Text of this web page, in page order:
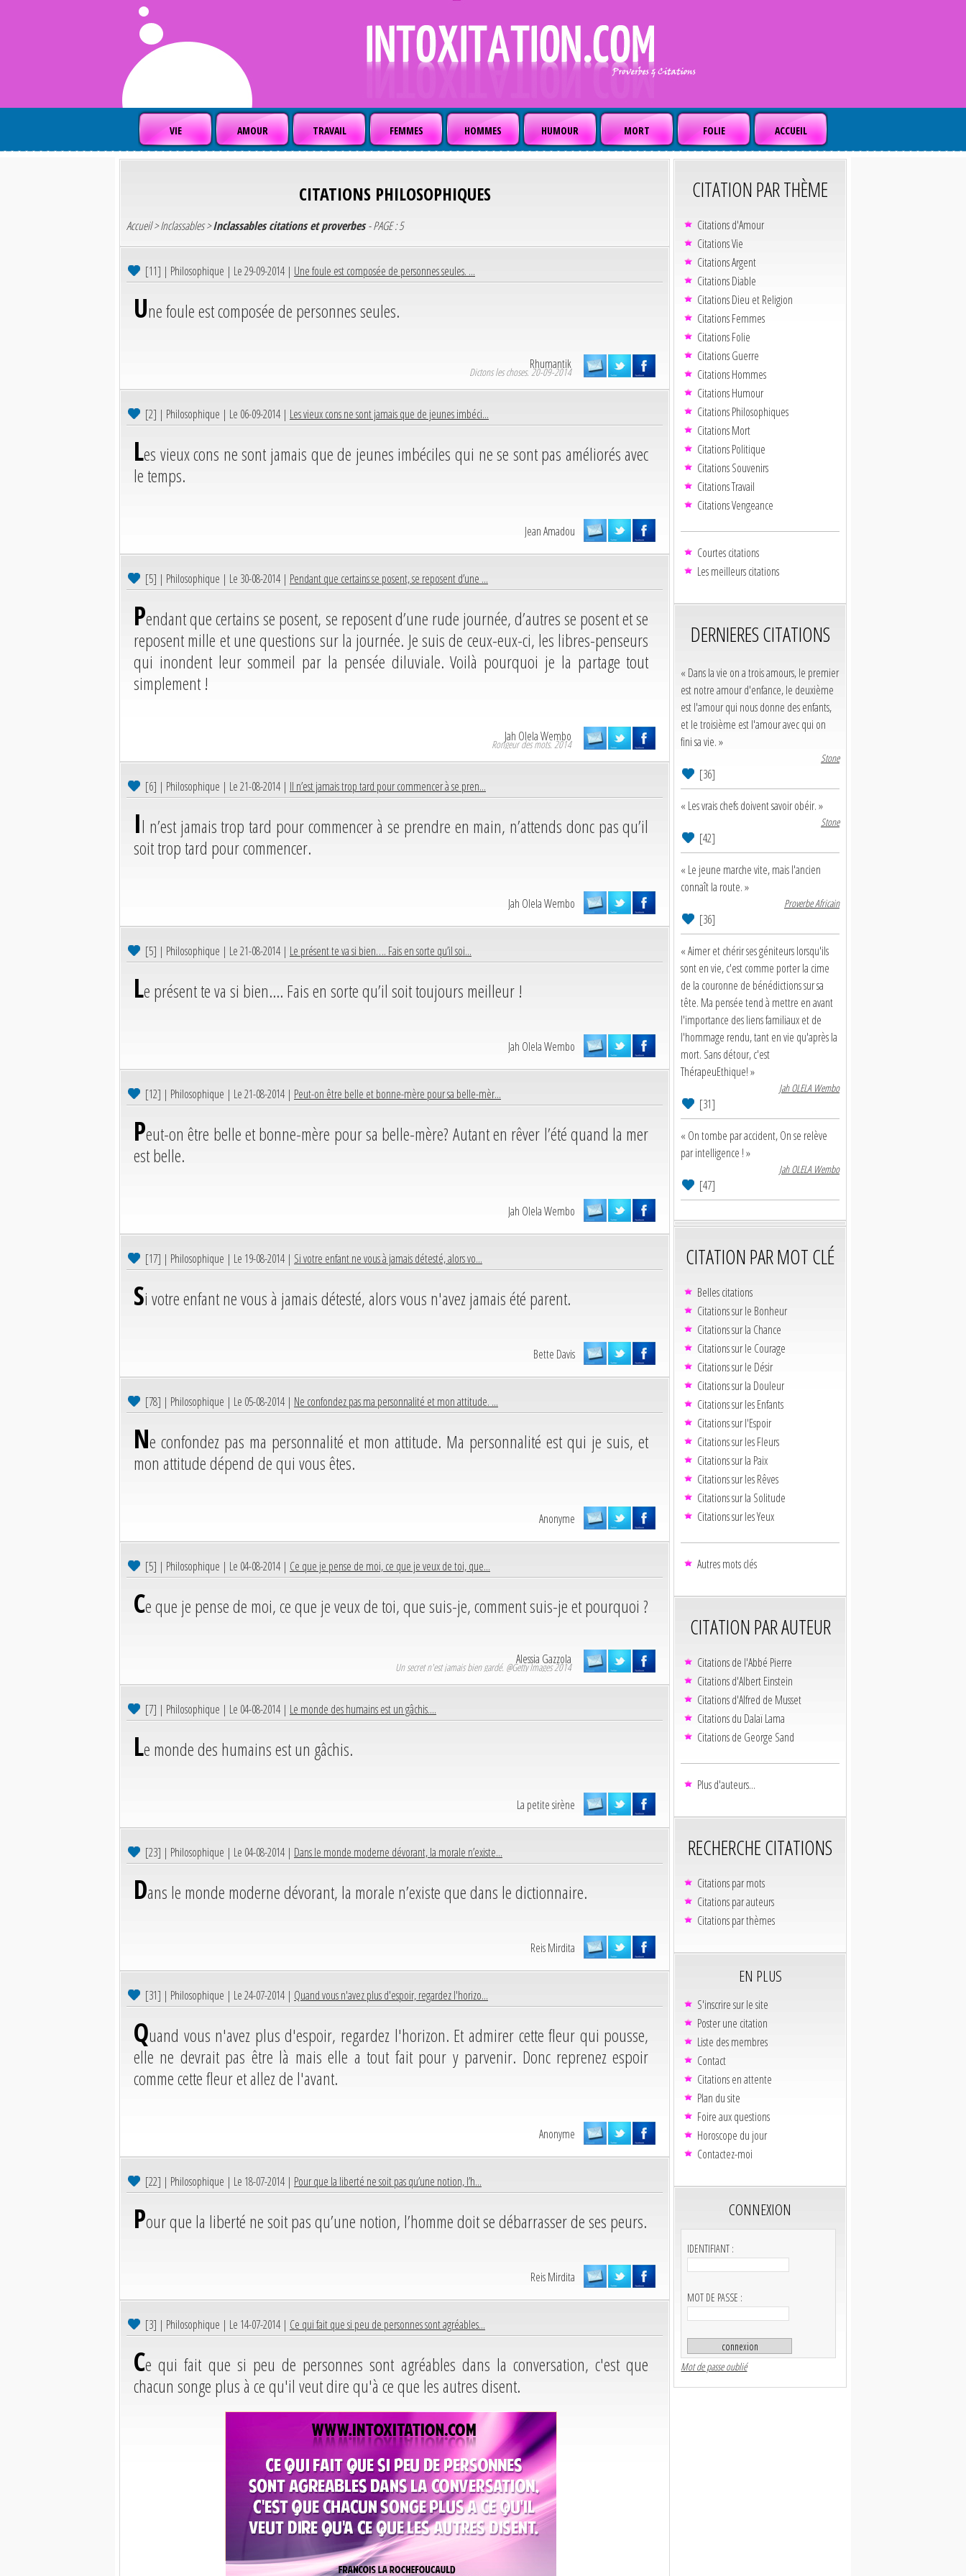
VIE AMOUR TRAVAIL FEMMES HOMMES HUMOUR MORT FOLIE ACCUEIL
CITATIONS PHILOSOPHIQUES
Accueil>Inclassables>Inclassables citations et proverbes- PAGE : 5
[11] | Philosophique | Le 29-09-2014 | Une foule est composée de personnes seules. ...
Une foule est composée de personnes seules.
Rhumantik
Dictons les choses. 20-09-2014
[2] | Philosophique | Le 06-09-2014 | Les vieux cons ne sont jamais que de jeunes imbéci...
Les vieux cons ne sont jamais que de jeunes imbéciles qui ne se sont pas améliorés avec
le temps.
Jean Amadou
[5] | Philosophique | Le 30-08-2014 | Pendant que certains se posent, se reposent d’une ...
Pendant que certains se posent, se reposent d’une rude journée, d’autres se posent et se
reposent mille et une questions sur la journée. Je suis de ceux-eux-ci, les libres-penseurs
qui inondent leur sommeil par la pensée diluviale. Voilà pourquoi je la partage tout
simplement !
Jah Olela Wembo
Rongeur des mots. 2014
[6] | Philosophique | Le 21-08-2014 | Il n’est jamais trop tard pour commencer à se pren...
Il n’est jamais trop tard pour commencer à se prendre en main, n’attends donc pas qu’il
soit trop tard pour commencer.
Jah Olela Wembo
[5] | Philosophique | Le 21-08-2014 | Le présent te va si bien…. Fais en sorte qu’il soi...
Le présent te va si bien…. Fais en sorte qu’il soit toujours meilleur !
Jah Olela Wembo
[12] | Philosophique | Le 21-08-2014 | Peut-on être belle et bonne-mère pour sa belle-mèr...
Peut-on être belle et bonne-mère pour sa belle-mère? Autant en rêver l’été quand la mer
est belle.
Jah Olela Wembo
[17] | Philosophique | Le 19-08-2014 | Si votre enfant ne vous à jamais détesté, alors vo...
Si votre enfant ne vous à jamais détesté, alors vous n'avez jamais été parent.
Bette Davis
[78] | Philosophique | Le 05-08-2014 | Ne confondez pas ma personnalité et mon attitude. ...
Ne confondez pas ma personnalité et mon attitude. Ma personnalité est qui je suis, et
mon attitude dépend de qui vous êtes.
Anonyme
[5] | Philosophique | Le 04-08-2014 | Ce que je pense de moi, ce que je veux de toi, que...
Ce que je pense de moi, ce que je veux de toi, que suis-je, comment suis-je et pourquoi ?
Alessia Gazzola
Un secret n'est jamais bien gardé. @Getty Images 2014
[7] | Philosophique | Le 04-08-2014 | Le monde des humains est un gâchis....
Le monde des humains est un gâchis.
La petite sirène
[23] | Philosophique | Le 04-08-2014 | Dans le monde moderne dévorant, la morale n’existe...
Dans le monde moderne dévorant, la morale n’existe que dans le dictionnaire.
Reis Mirdita
[31] | Philosophique | Le 24-07-2014 | Quand vous n'avez plus d'espoir, regardez l'horizo...
Quand vous n'avez plus d'espoir, regardez l'horizon. Et admirer cette fleur qui pousse,
elle ne devrait pas être là mais elle a tout fait pour y parvenir. Donc reprenez espoir
comme cette fleur et allez de l'avant.
Anonyme
[22] | Philosophique | Le 18-07-2014 | Pour que la liberté ne soit pas qu’une notion, l’h...
Pour que la liberté ne soit pas qu’une notion, l’homme doit se débarrasser de ses peurs.
Reis Mirdita
[3] | Philosophique | Le 14-07-2014 | Ce qui fait que si peu de personnes sont agréables...
Ce qui fait que si peu de personnes sont agréables dans la conversation, c'est que
chacun songe plus à ce qu'il veut dire qu'à ce que les autres disent.
CITATION PAR THÈME
Citations d'Amour
Citations Vie
Citations Argent
Citations Diable
Citations Dieu et Religion
Citations Femmes
Citations Folie
Citations Guerre
Citations Hommes
Citations Humour
Citations Philosophiques
Citations Mort
Citations Politique
Citations Souvenirs
Citations Travail
Citations Vengeance
Courtes citations
Les meilleurs citations
DERNIERES CITATIONS
« Dans la vie on a trois amours, le premier
est notre amour d'enfance, le deuxième
est l'amour qui nous donne des enfants,
et le troisième est l'amour avec qui on
fini sa vie. »
Stone
[36]
« Les vrais chefs doivent savoir obéir. »
Stone
[42]
« Le jeune marche vite, mais l'ancien
connaît la route. »
Proverbe Africain
[36]
« Aimer et chérir ses géniteurs lorsqu'ils
sont en vie, c'est comme porter la cime
de la couronne de bénédictions sur sa
tête. Ma pensée tend à mettre en avant
l'importance des liens familiaux et de
l'hommage rendu, tant en vie qu'après la
mort. Sans détour, c'est
ThérapeuEthique! »
Jah OLELA Wembo
[31]
« On tombe par accident, On se relève
par intelligence ! »
Jah OLELA Wembo
[47]
CITATION PAR MOT CLÉ
Belles citations
Citations sur le Bonheur
Citations sur la Chance
Citations sur le Courage
Citations sur le Désir
Citations sur la Douleur
Citations sur les Enfants
Citations sur l'Espoir
Citations sur les Fleurs
Citations sur la Paix
Citations sur les Rêves
Citations sur la Solitude
Citations sur les Yeux
Autres mots clés
CITATION PAR AUTEUR
Citations de l'Abbé Pierre
Citations d'Albert Einstein
Citations d'Alfred de Musset
Citations du Dalaï Lama
Citations de George Sand
Plus d'auteurs...
RECHERCHE CITATIONS
Citations par mots
Citations par auteurs
Citations par thèmes
EN PLUS
S'inscrire sur le site
Poster une citation
Liste des membres
Contact
Citations en attente
Plan du site
Foire aux questions
Horoscope du jour
Contactez-moi
CONNEXION
IDENTIFIANT :
MOT DE PASSE :
Mot de passe oublié